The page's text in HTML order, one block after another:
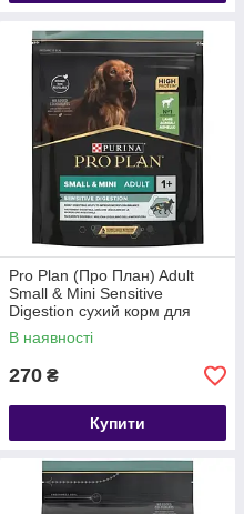
Pro Plan (Про План) Adult
Small & Mini Sensitive
Digestion сухий корм для
дрібних порід з ягнятком, 700
гВ наявності
270 ₴
Купити